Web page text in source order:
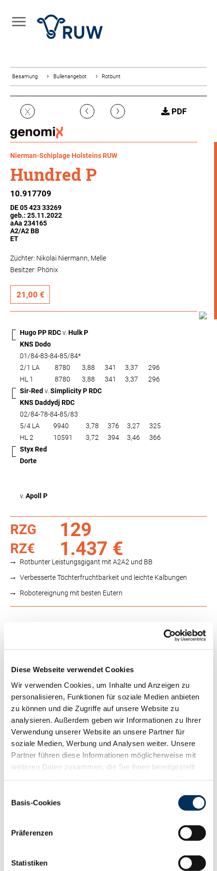
Diese Webseite verwendet Cookies
Wir verwenden Cookies, um Inhalte und Anzeigen zu
personalisieren, Funktionen für soziale Medien anbieten
zu können und die Zugriffe auf unsere Website zu
analysieren. Außerdem geben wir Informationen zu Ihrer
Verwendung unserer Website an unsere Partner für
soziale Medien, Werbung und Analysen weiter. Unsere
Partner führen diese Informationen möglicherweise mit
weiteren Daten zusammen, die Sie ihnen bereitgestellt
Cookies, wenn Sie unsere Webseite weiterhin nutzen.
Basis-Cookies
Präferenzen
Statistiken
Besamung Bullenangebot Rotbunt
X ‹ › PDF
Nierman-Schiplage Holsteins RUW
Hundred P
10.917709
DE 05 423 33269
geb.: 25.11.2022
aAa 234165
A2/A2 BB
ET
Züchter: Nikolai Niermann, Melle
Besitzer: Phönix
21,00 €
Hugo PP RDCv. Hulk P
KNS Dodo
01/84-83-84-85/84*
2/1 LA
8780 3,88 341 3,37
296
HL 1
8780 3,88 341 3,37
296
Sir-Red v. Simplicity P RDC
KNS Daddydj RDC
02/84-78-84-85/83
5/4 LA
9940 3,78 376 3,27
325
HL 2
10591 3,72 394 3,46
366
Styx Red
Dorte
v. Apoll P
RZG 129
RZ€ 1.437 €
Rotbunter Leistungsgigant mit A2A2 und BB
Verbesserte Töchterfruchtbarkeit und leichte Kalbungen
Robotereignung mit besten Eutern
124
RZN
116
RZKd
RZKm
110
RZÖko
Gesundheit
RZGesund
RZEuterfit
102
RZ Klaue
104
92
Produktion